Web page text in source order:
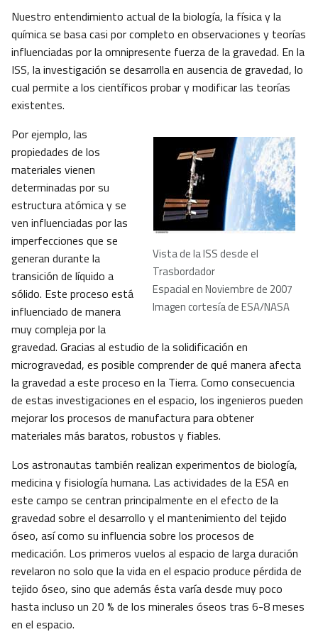
Nuestro entendimiento actual de la biología, la física y la
química se basa casi por completo en observaciones y teorías
influenciadas por la omnipresente fuerza de la gravedad. En la
ISS, la investigación se desarrolla en ausencia de gravedad, lo
cual permite a los científicos probar y modificar las teorías
existentes.
Vista de la ISS desde el
Trasbordador
Espacial en Noviembre de 2007
Imagen cortesía de ESA/NASA
Por ejemplo, las
propiedades de los
materiales vienen
determinadas por su
estructura atómica y se
ven influenciadas por las
imperfecciones que se
generan durante la
transición de líquido a
sólido. Este proceso está
influenciado de manera
muy compleja por la
gravedad. Gracias al estudio de la solidificación en
microgravedad, es posible comprender de qué manera afecta
la gravedad a este proceso en la Tierra. Como consecuencia
de estas investigaciones en el espacio, los ingenieros pueden
mejorar los procesos de manufactura para obtener
materiales más baratos, robustos y fiables.
Los astronautas también realizan experimentos de biología,
medicina y fisiología humana. Las actividades de la ESA en
este campo se centran principalmente en el efecto de la
gravedad sobre el desarrollo y el mantenimiento del tejido
óseo, así como su influencia sobre los procesos de
medicación. Los primeros vuelos al espacio de larga duración
revelaron no solo que la vida en el espacio produce pérdida de
tejido óseo, sino que además ésta varía desde muy poco
hasta incluso un 20 % de los minerales óseos tras 6-8 meses
en el espacio.